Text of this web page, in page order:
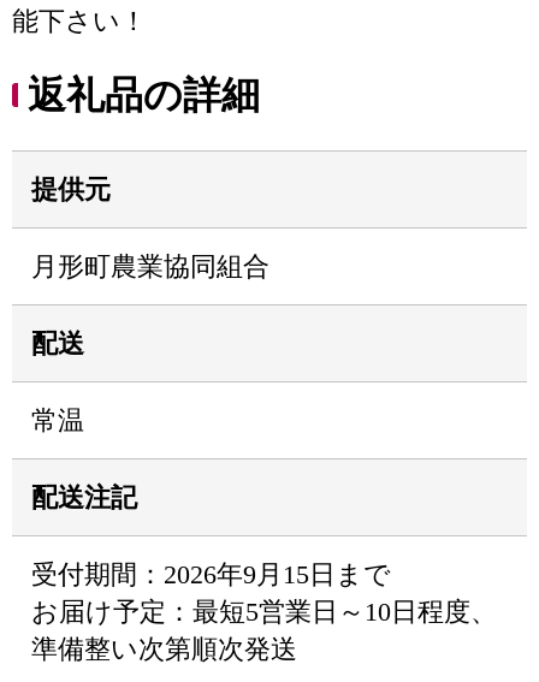
能下さい！
返礼品の詳細
提供元
月形町農業協同組合
配送
常温
配送注記
受付期間：2026年9月15日まで
お届け予定：最短5営業日～10日程度、
準備整い次第順次発送